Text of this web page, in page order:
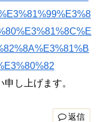
し上げます。
返信